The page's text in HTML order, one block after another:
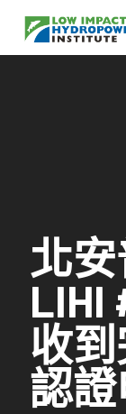
北安
LIHI
收
認